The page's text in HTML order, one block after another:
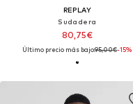
REPLAY
Sudadera
80,75€
Último precio más bajo:95,00€-15%